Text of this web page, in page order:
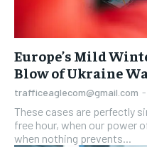
Europe’s Mild
Blow of Ukraine
trafficeaglecom@gmail.com -
These cases are perfectly
free hour, when our power
when nothing prevents...